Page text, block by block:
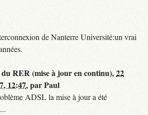
de Nanterre Université:un vrai
du RER (mise à jour en continu),22
12:47,parPaul
ADSL la mise à jour a été